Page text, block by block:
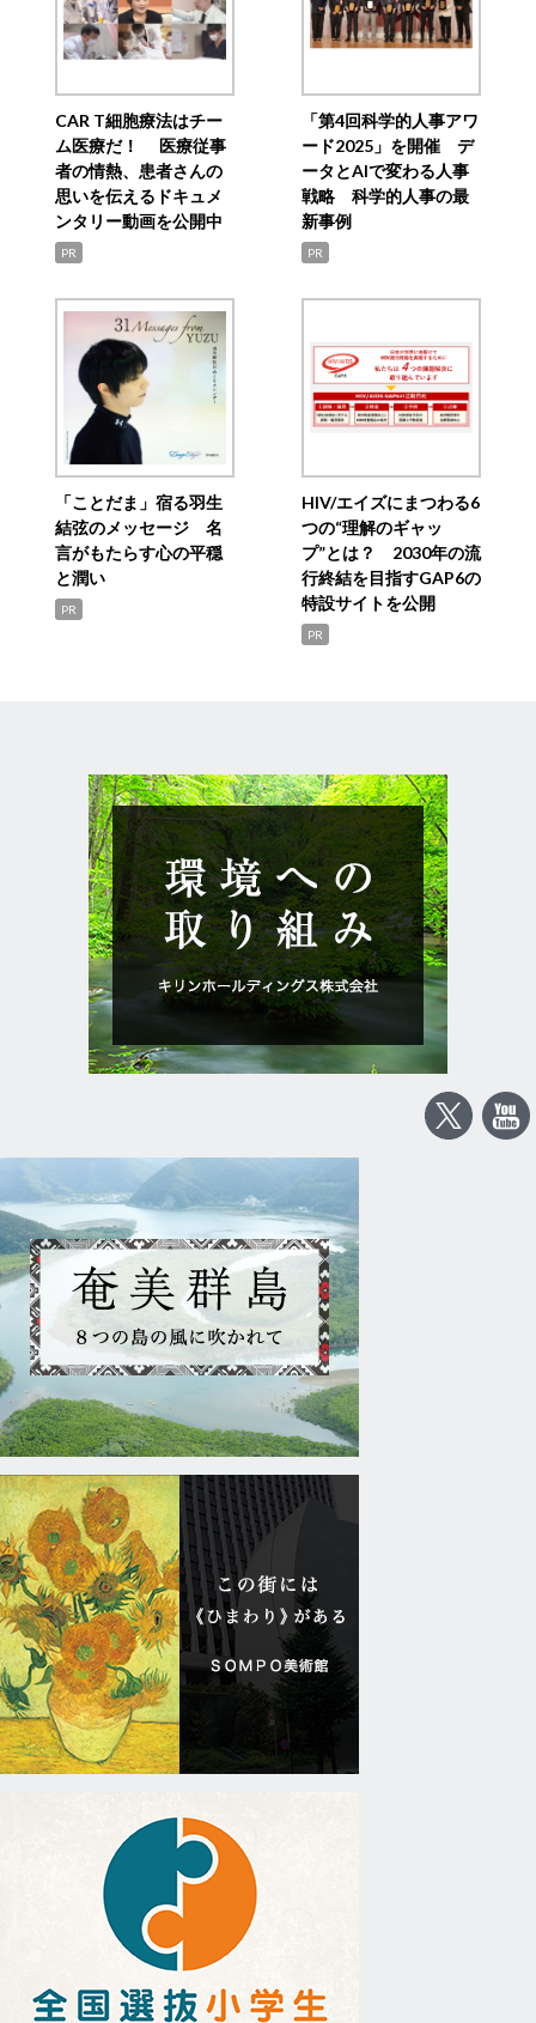
CAR T細胞療法はチー
ム医療だ！ 医療従事
者の情熱、患者さんの
思いを伝えるドキュメ
ンタリー動画を公開中
PR
「第4回科学的人事アワ
ード2025」を開催 デ
ータとAIで変わる人事
戦略 科学的人事の最
新事例
PR
「ことだま」宿る羽生
結弦のメッセージ 名
言がもたらす心の平穏
と潤い
PR
HIV/エイズにまつわる6
つの“理解のギャッ
プ”とは？ 2030年の流
行終結を目指すGAP6の
特設サイトを公開
PR